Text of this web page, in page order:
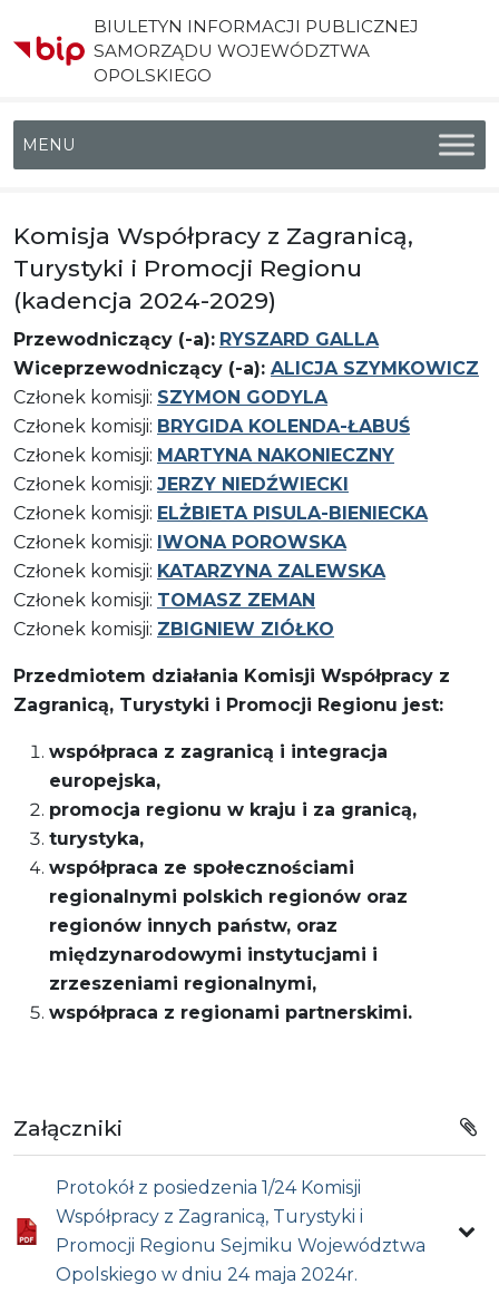
BIULETYN INFORMACJI PUBLICZNEJ
SAMORZĄDU WOJEWÓDZTWA
OPOLSKIEGO
Menu główne
Komisja Współpracy z Zagranicą,
Turystyki i Promocji Regionu
(kadencja 2024-2029)
Przewodniczący (-a): RYSZARD GALLA
Wiceprzewodniczący (-a): ALICJA SZYMKOWICZ
Członek komisji: SZYMON GODYLA
Członek komisji: BRYGIDA KOLENDA-ŁABUŚ
Członek komisji: MARTYNA NAKONIECZNY
Członek komisji: JERZY NIEDŹWIECKI
Członek komisji: ELŻBIETA PISULA-BIENIECKA
Członek komisji: IWONA POROWSKA
Członek komisji: KATARZYNA ZALEWSKA
Członek komisji: TOMASZ ZEMAN
Członek komisji: ZBIGNIEW ZIÓŁKO
Przedmiotem działania Komisji Współpracy z
Zagranicą, Turystyki i Promocji Regionu jest:
współpraca z zagranicą i integracja
europejska,
promocja regionu w kraju i za granicą,
turystyka,
współpraca ze społecznościami
regionalnymi polskich regionów oraz
regionów innych państw, oraz
międzynarodowymi instytucjami i
zrzeszeniami regionalnymi,
współpraca z regionami partnerskimi.
Załączniki
Protokół z posiedzenia 1/24 Komisji
Współpracy z Zagranicą, Turystyki i
Promocji Regionu Sejmiku Województwa
Opolskiego w dniu 24 maja 2024r.